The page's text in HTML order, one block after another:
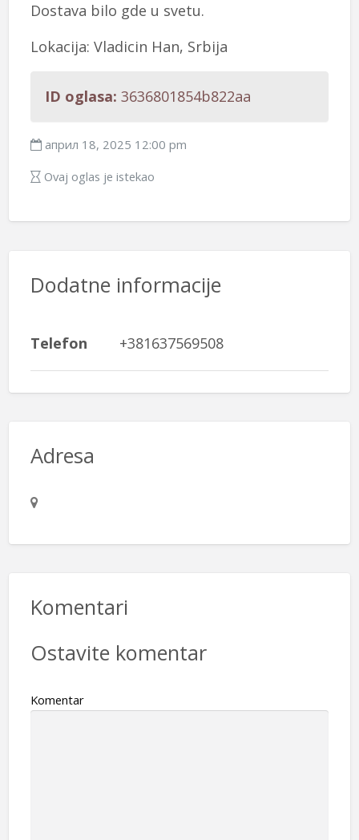
Dostava bilo gde u svetu.
Lokacija: Vladicin Han, Srbija
ID oglasa: 3636801854b822aa
април 18, 2025 12:00 pm
Ovaj oglas je istekao
Dodatne informacije
Telefon +381637569508
Adresa
Komentari
Ostavite komentar
Komentar